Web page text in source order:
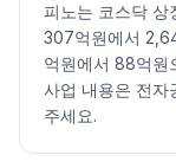
2026.07.10
5590
2026.07.13
6110
2026.07.14
5920
2026.07.15
피노는 코스닥 상
307억원에서
억원에서 88억원
사업 내용은 전자
주세요.